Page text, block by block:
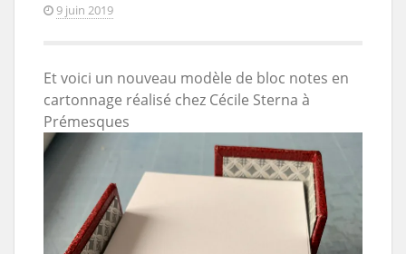
9 juin 2019
Et voici un nouveau modèle de bloc notes en
cartonnage réalisé chez Cécile Sterna à
Prémesques